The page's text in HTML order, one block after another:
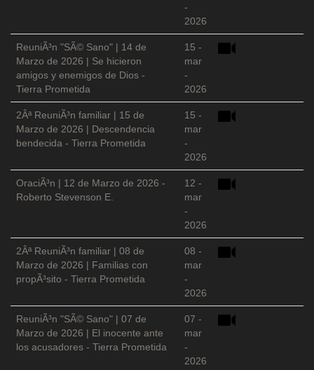
-
2026
ReuniÃ³n "SÃ© Sano" | 14 de
Marzo de 2026 | Se hicieron
amigos y enemigos de Dios -
Tierra Prometida
15 -
mar
-
2026
2Âª ReuniÃ³n familiar | 15 de
Marzo de 2026 | Descendencia
bendecida - Tierra Prometida
15 -
mar
-
2026
OraciÃ³n | 12 de Marzo de 2026 -
Roberto Stevenson E.
12 -
mar
-
2026
2Âª ReuniÃ³n familiar | 08 de
Marzo de 2026 | Familias con
propÃ³sito - Tierra Prometida
08 -
mar
-
2026
ReuniÃ³n "SÃ© Sano" | 07 de
Marzo de 2026 | El inocente ante
los acusadores - Tierra Prometida
07 -
mar
-
2026